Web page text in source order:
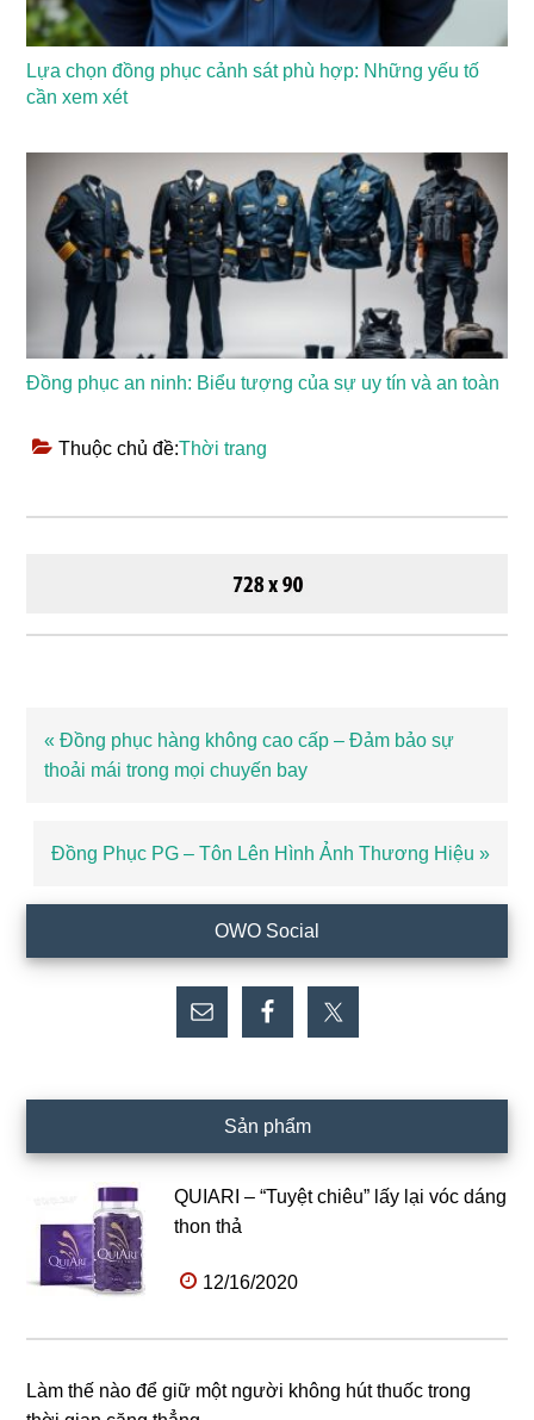
Lựa chọn đồng phục cảnh sát phù hợp: Những yếu tố
cần xem xét
Đồng phục an ninh: Biểu tượng của sự uy tín và an toàn
Thuộc chủ đề:Thời trang
Bài
viết
« Đồng phục hàng không cao cấp – Đảm bảo sự
thoải mái trong mọi chuyến bay
Bài
Đồng Phục PG – Tôn Lên Hình Ảnh Thương Hiệu »
chính
OWO Social
Sản phẩm
QUIARI – “Tuyệt chiêu” lấy lại vóc dáng
thon thả
12/16/2020
Làm thế nào để giữ một người không hút thuốc trong